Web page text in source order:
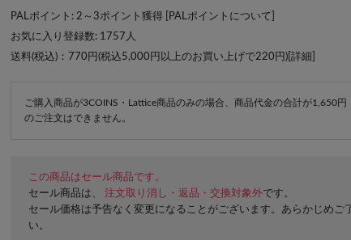
PALポイント: 2～3ポイント獲得 [ PALポイントについて
お気に入り登録数: 1757 人
送料(税込)：770円(税込5,000円以上のお買い上げで220円)[ 詳細
ご購入商品が3COINS・Lattice商品のみの場合、商品代金の合計が1,650円
のご注文はできません。
この商品はセール商品です。
セール商品は、 注文取り消し・返品・交換対象外です。
セール価格は予告なく変更になることがございます。あらかじめご
い。